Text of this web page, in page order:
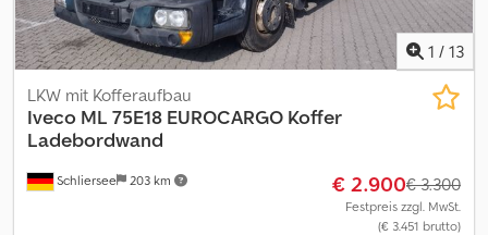
1 / 13
Schliersee 203 km
LKW mit Kofferaufbau
Iveco ML 75E18 EUROCARGO Koffer
Ladebordwand
€ 2.900€ 3.300
Festpreis zzgl. MwSt.
(€ 3.451 brutto)